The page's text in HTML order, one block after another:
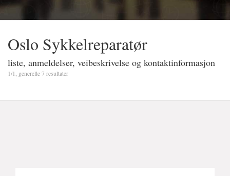
Oslo Sykkelreparatør
liste, anmeldelser, veibeskrivelse og kontaktinformasjon
1/1, generelle 7 resultater